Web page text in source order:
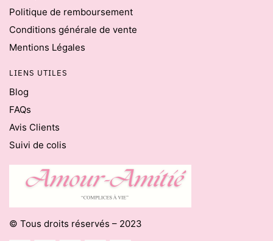
Politique de remboursement
Conditions générale de vente
Mentions Légales
LIENS UTILES
Blog
FAQs
Avis Clients
Suivi de colis
© Tous droits réservés – 2023